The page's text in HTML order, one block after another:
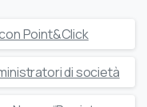
Point&Click
di società